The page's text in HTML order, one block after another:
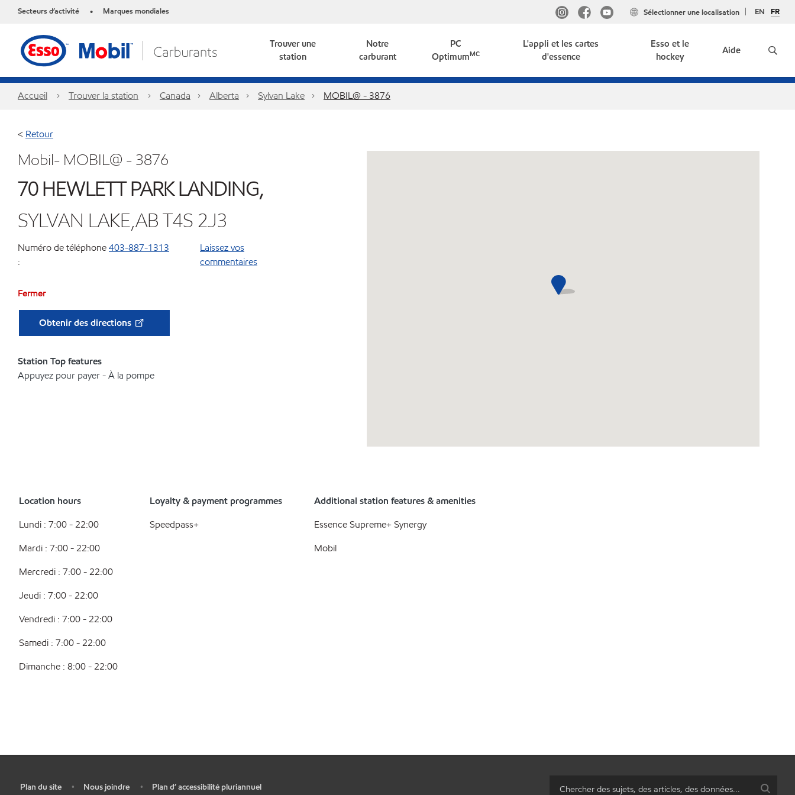
Secteurs d’activité • Marques mondiales EN FR
Sélectionner une localisation
Trouver une
station
Notre
carburant
PC
OptimumMC
L'appli et les cartes
d'essence
Esso et le
hockey
Aide
Accueil Trouver la station Canada Alberta Sylvan Lake MOBIL@ - 3876
< Retour
Mobil- MOBIL@ - 3876
70 HEWLETT PARK LANDING,
SYLVAN LAKE,AB T4S 2J3
Numéro de téléphone
:
403-887-1313
Laissez vos
commentaires
Fermer
Obtenir des directions
Station Top features
Appuyez pour payer - À la pompe
Location hours
Lundi : 7:00 - 22:00
Mardi : 7:00 - 22:00
Mercredi : 7:00 - 22:00
Jeudi : 7:00 - 22:00
Vendredi : 7:00 - 22:00
Samedi : 7:00 - 22:00
Dimanche : 8:00 - 22:00
Loyalty & payment programmes
Speedpass+
Additional station features & amenities
Essence Supreme+ Synergy
Mobil
Plan du site • Nous joindre • Plan d’ accessibilité pluriannuel